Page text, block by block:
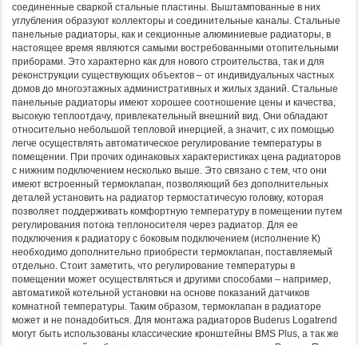
соединенные сваркой стальные пластины. Выштампованные в них
углубления образуют коллекторы и соединительные каналы. Стальные
панельные радиаторы, как и секционные алюминиевые радиаторы, в
настоящее время являются самыми востребованными отопительными
приборами. Это характерно как для нового строительства, так и для
реконструкции существующих объектов – от индивидуальных частных
домов до многоэтажных административных и жилых зданий. Стальные
панельные радиаторы имеют хорошее соотношение цены и качества,
высокую теплоотдачу, привлекательный внешний вид. Они обладают
относительно небольшой тепловой инерцией, а значит, с их помощью
легче осуществлять автоматическое регулирование температуры в
помещении. При прочих одинаковых характеристиках цена радиаторов
с нижним подключением несколько выше. Это связано с тем, что они
имеют встроенный термоклапан, позволяющий без дополнительных
деталей установить на радиатор термостатичесую головку, которая
позволяет поддерживать комфортную температуру в помещении путем
регулирования потока теплоносителя через радиатор. Для ее
подключения к радиатору с боковым подключением (исполнение К)
необходимо дополнительно приобрести термоклапан, поставляемый
отдельно. Стоит заметить, что регулирование температуры в
помещении может осуществляться и другими способами – например,
автоматикой котельной установки на основе показаний датчиков
комнатной температуры. Таким образом, термоклапан в радиаторе
может и не понадобиться. Для монтажа радиаторов Buderus Logatrend
могут быть использованы классические кронштейны BMS Plus, а так же